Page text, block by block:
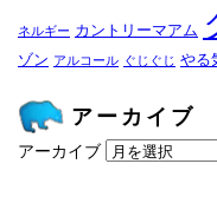
ネルギー カントリーマアム
ゾン アルコール ぐじぐじ やる
アーカイブ
アーカイブ